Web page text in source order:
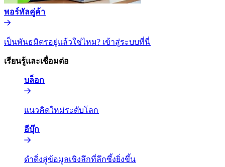
พอร์ทัลคู่ค้า​​
เป็นพันธมิตรอยู่แล้วใช่ไหม? เข้าสู่ระบบที่นี่​​
เรียนรู้และเชื่อมต่อ​​
บล็อก​​
แนวคิดใหม่ระดับโลก​​
อีบุ๊ก​​
ดำดิ่งสู่ข้อมูลเชิงลึกที่ลึกซึ้งยิ่งขึ้น​​